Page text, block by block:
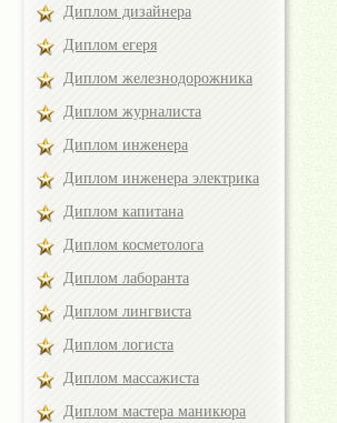
Диплом дизайнера
Диплом егеря
Диплом железнодорожника
Диплом журналиста
Диплом инженера
Диплом инженера электрика
Диплом капитана
Диплом косметолога
Диплом лаборанта
Диплом лингвиста
Диплом логиста
Диплом массажиста
Диплом мастера маникюра